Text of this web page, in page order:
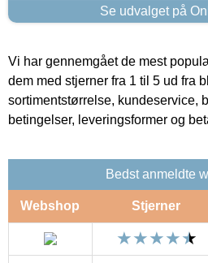
Se udvalget på
Vi har gennemgået de mest
dem med stjerner fra 1 til 5 ud fra
sortimentstørrelse, kundeservice,
betingelser, leveringsformer og
Bedst anmeldte
Webshop Stjerner